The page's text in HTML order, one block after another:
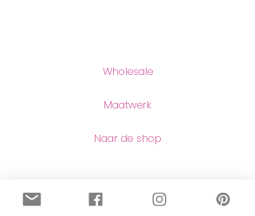
Wholesale
Maatwerk
Naar de shop
Contact